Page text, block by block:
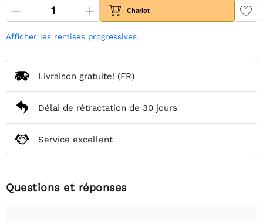
Chariot
Afficher les remises progressives
Livraison gratuite! (FR)
Délai de rétractation de 30 jours
Service excellent
Questions et réponses